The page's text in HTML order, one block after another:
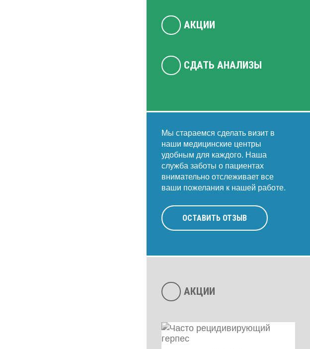
АКЦИИ
СДАТЬ АНАЛИЗЫ
Мы стараемся сделать визит в
наши медицинские центры
удобным для каждого. Наша
служба заботы о пациентах
внимательно отслеживает все
ваши пожелания к нашей работе.
ОСТАВИТЬ ОТЗЫВ
АКЦИИ